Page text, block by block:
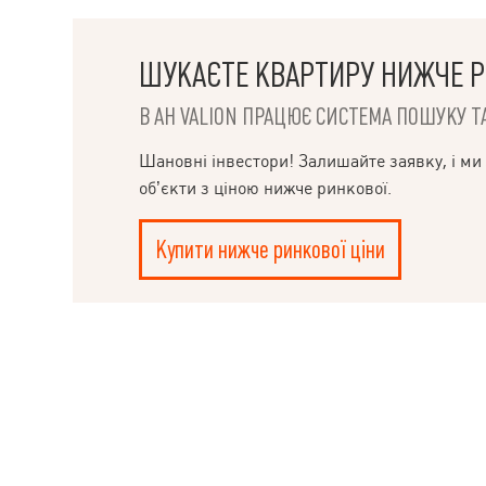
розвиненою
транспортним
організую
ШУКАЄТЕ КВАРТИРУ НИЖЧЕ
В АН VALION ПРАЦЮЄ СИСТЕМА ПОШУКУ
Шановні інвестори! Залишайте заявку, і
об’єкти з ціною нижче ринкової.
Купити нижче ринкової ціни
НАПИСАТИ